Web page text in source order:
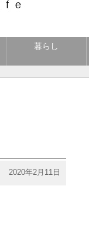
暮らし
2020年2月11日